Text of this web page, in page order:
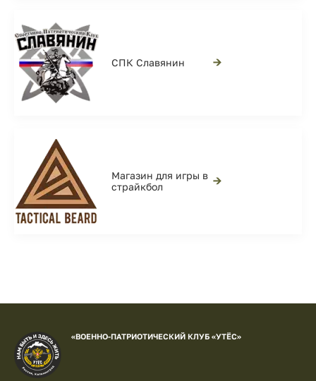
СПК Славянин →
Магазин для игры в
страйкбол
→
«ВОЕННО-ПАТРИОТИЧЕСКИЙ КЛУБ «УТЁС»